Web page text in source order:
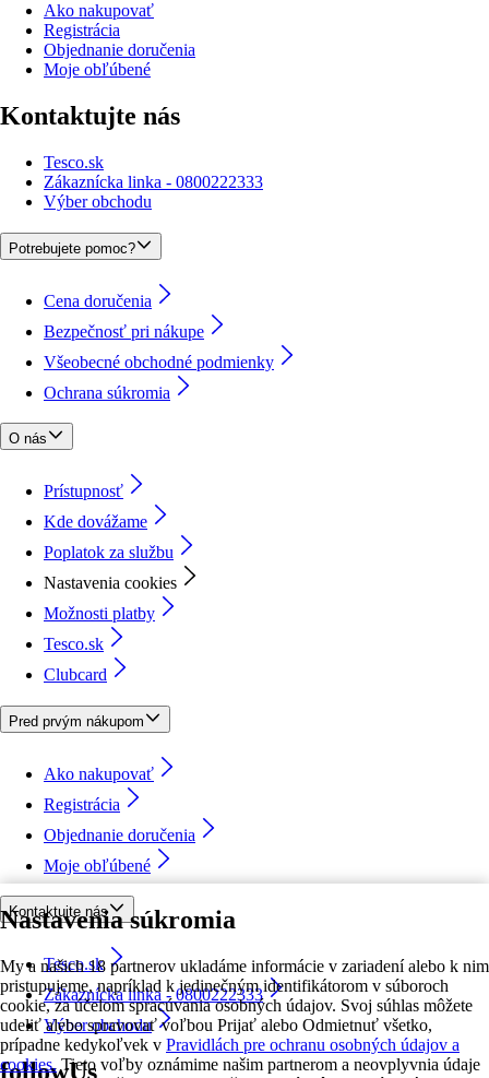
Nastavenia súkromia
My a našich 18 partnerov ukladáme informácie v zariadení alebo k nim
pristupujeme, napríklad k jedinečným identifikátorom v súboroch
cookie, za účelom spracúvania osobných údajov. Svoj súhlas môžete
udeliť alebo spravovať voľbou Prijať alebo Odmietnuť všetko,
prípadne kedykoľvek v Pravidlách pre ochranu osobných údajov a
cookies. Tieto voľby oznámime našim partnerom a neovplyvnia údaje
Ako nakupovať
Registrácia
Objednanie doručenia
Moje obľúbené
Kontaktujte nás
Tesco.sk
Zákaznícka linka - 0800222333
Výber obchodu
Potrebujete pomoc?
Cena doručenia
Bezpečnosť pri nákupe
Všeobecné obchodné podmienky
Ochrana súkromia
O nás
Prístupnosť
Kde dovážame
Poplatok za službu
Nastavenia cookies
Možnosti platby
Tesco.sk
Clubcard
Pred prvým nákupom
Ako nakupovať
Registrácia
Objednanie doručenia
Moje obľúbené
Kontaktujte nás
Tesco.sk
Zákaznícka linka - 0800222333
Výber obchodu
followUs